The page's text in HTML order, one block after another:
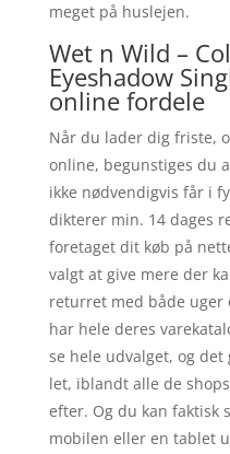
meget på huslejen.
Wet n Wild –
Eyeshadow
online fordele
Når du lader dig friste,
online, begunstiges du
ikke nødvendigvis får i
dikterer min. 14 dages
foretaget dit køb på
valgt at give mere der
returret med både uger
har hele deres
se hele udvalget, og
let, iblandt alle de
efter. Og du kan faktisk
mobilen eller en tablet